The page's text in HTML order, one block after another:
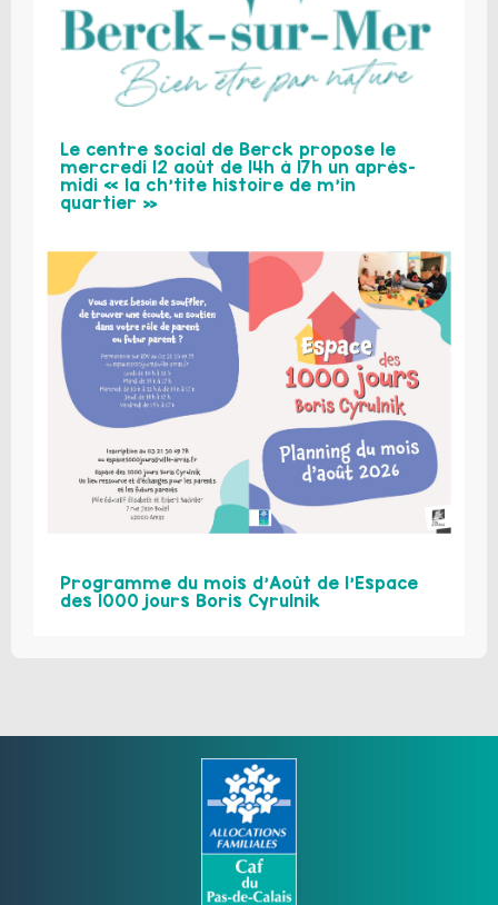
Le centre social de Berck propose le
mercredi 12 août de 14h à 17h un après-
midi « la ch’tite histoire de m’in
quartier »
Programme du mois d’Août de l’Espace
des 1000 jours Boris Cyrulnik